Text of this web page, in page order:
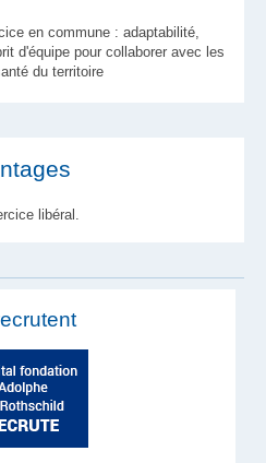
en commune : adaptabilité,
d'équipe pour collaborer avec les
du territoire
libéral.